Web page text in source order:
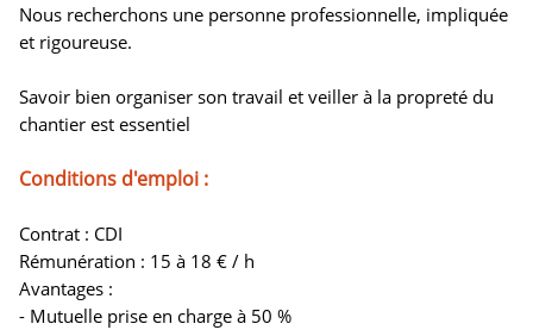
Nous recherchons une personne professionnelle, impliquée
et rigoureuse.
Savoir bien organiser son travail et veiller à la propreté du
chantier est essentiel
Conditions d'emploi :
Contrat : CDI
Rémunération : 15 à 18 € / h
Avantages :
- Mutuelle prise en charge à 50 %